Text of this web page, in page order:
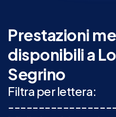
Prestazioni
disponibili a
Segrino
Filtra per lettera:
-----------------